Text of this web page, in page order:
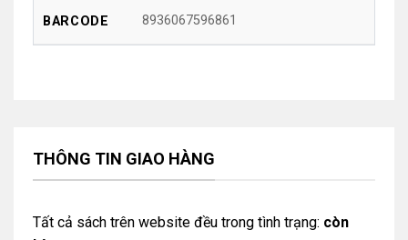
BARCODE 8936067596861
THÔNG TIN GIAO HÀNG
Tất cả sách trên website đều trong tình trạng: còn